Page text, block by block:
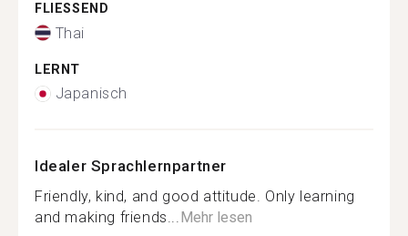
FLIESSEND
Thai
LERNT
Japanisch
Idealer Sprachlernpartner
Friendly, kind, and good attitude. Only learning
and making friends...Mehr lesen